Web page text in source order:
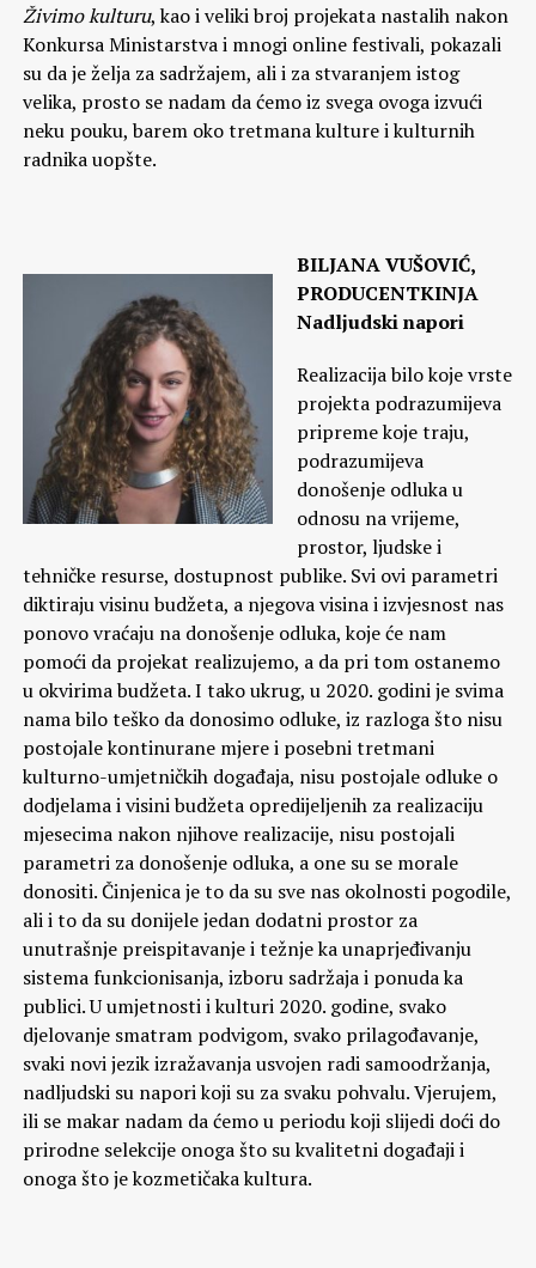
Živimo kulturu, kao i veliki broj projekata nastalih nakon
Konkursa Ministarstva i mnogi online festivali, pokazali
su da je želja za sadržajem, ali i za stvaranjem istog
velika, prosto se nadam da ćemo iz svega ovoga izvući
neku pouku, barem oko tretmana kulture i kulturnih
radnika uopšte.
BILJANA VUŠOVIĆ,
PRODUCENTKINJA
Nadljudski napori
Realizacija bilo koje vrste
projekta podrazumijeva
pripreme koje traju,
podrazumijeva
donošenje odluka u
odnosu na vrijeme,
prostor, ljudske i
tehničke resurse, dostupnost publike. Svi ovi parametri
diktiraju visinu budžeta, a njegova visina i izvjesnost nas
ponovo vraćaju na donošenje odluka, koje će nam
pomoći da projekat realizujemo, a da pri tom ostanemo
u okvirima budžeta. I tako ukrug, u 2020. godini je svima
nama bilo teško da donosimo odluke, iz razloga što nisu
postojale kontinurane mjere i posebni tretmani
kulturno-umjetničkih događaja, nisu postojale odluke o
dodjelama i visini budžeta opredijeljenih za realizaciju
mjesecima nakon njihove realizacije, nisu postojali
parametri za donošenje odluka, a one su se morale
donositi. Činjenica je to da su sve nas okolnosti pogodile,
ali i to da su donijele jedan dodatni prostor za
unutrašnje preispitavanje i težnje ka unaprjeđivanju
sistema funkcionisanja, izboru sadržaja i ponuda ka
publici. U umjetnosti i kulturi 2020. godine, svako
djelovanje smatram podvigom, svako prilagođavanje,
svaki novi jezik izražavanja usvojen radi samoodržanja,
nadljudski su napori koji su za svaku pohvalu. Vjerujem,
ili se makar nadam da ćemo u periodu koji slijedi doći do
prirodne selekcije onoga što su kvalitetni događaji i
onoga što je kozmetičaka kultura.